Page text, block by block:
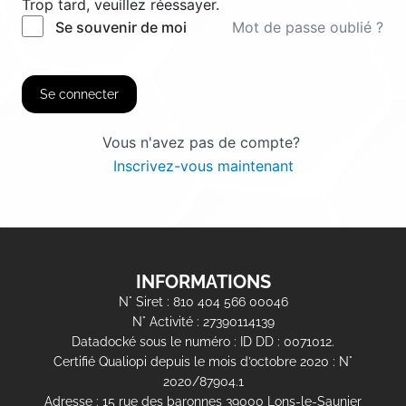
Trop tard, veuillez réessayer.
Se souvenir de moi
Mot de passe oublié ?
Se connecter
Vous n'avez pas de compte?
Inscrivez-vous maintenant
INFORMATIONS
N° Siret : 810 404 566 00046
N° Activité : 27390114139
Datadocké sous le numéro : ID DD : 0071012.
Certifié Qualiopi depuis le mois d’octobre 2020 : N°
2020/87904.1
Adresse : 15 rue des baronnes 39000 Lons-le-Saunier